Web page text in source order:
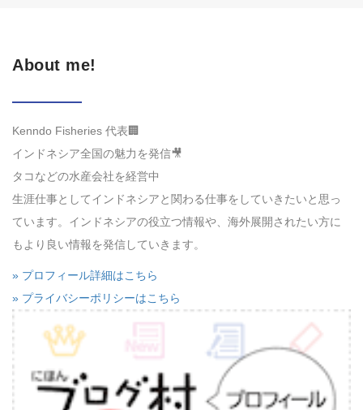
About me!
Kenndo Fisheries 代表🏢
インドネシア全国の魅力を発信🎥
タコなどの水産会社を経営中
生涯仕事としてインドネシアと関わる仕事をしていきたいと思っ
ています。インドネシアの役立つ情報や、海外展開されたい方に
もより良い情報を発信していきます。
» プロフィール詳細はこちら
» プライバシーポリシーはこちら